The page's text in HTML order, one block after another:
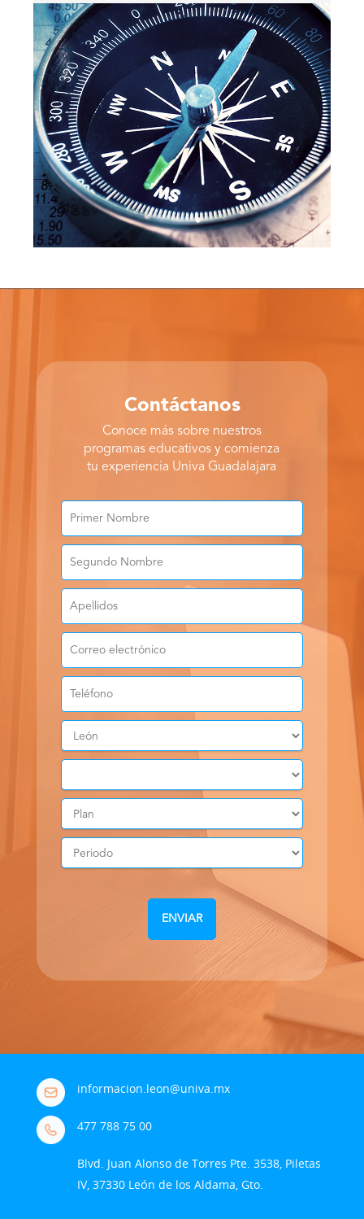
Contáctanos
Conoce más sobre nuestros
programas educativos y comienza
tu experiencia Univa Guadalajara
informacion.leon@univa.mx
477 788 75 00
Blvd. Juan Alonso de Torres Pte. 3538, Piletas
IV, 37330 León de los Aldama, Gto.